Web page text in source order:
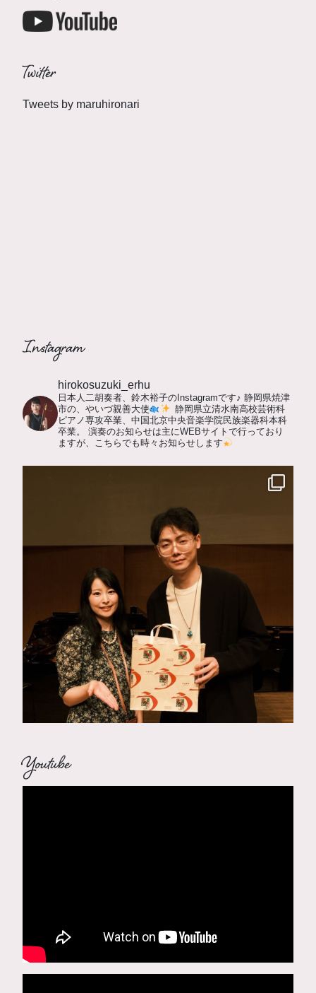
Twitter
Tweets by maruhironari
Instagram
hirokosuzuki_erhu
日本人二胡奏者、鈴木裕子のInstagramです♪ 静岡県焼津
市の、やいづ親善大使
静岡県立清水南高校芸術科
ピアノ専攻卒業、中国北京中央音楽学院民族楽器科本科
卒業。
演奏のお知らせは主にWEBサイトで行っており
ますが、こちらでも時々お知らせします
Youtube